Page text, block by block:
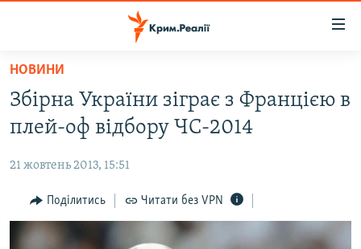
Перейти
основного
матеріалу
до
навігації
Перейти
НОВИНИ
ВОДА.КРИМ
ВІДЕО ТА ФОТО
ПОЛІТИКА
БЛОГИ
ПОГЛЯД
НОВИНИ
Збірна України зіграє з Францією в
плей-оф відбору ЧС-2014
21 жовтень 2013, 15:51
Поділитись Читати без VPN